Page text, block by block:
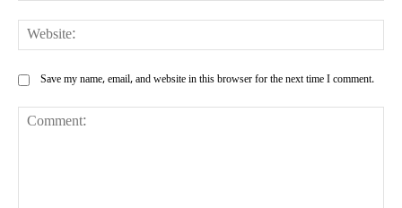
Save my name, email, and website in this browser for the next time I comment.